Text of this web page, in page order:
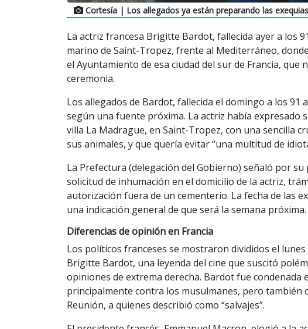
Cortesía | Los allegados ya están preparando las exequias
La actriz francesa Brigitte Bardot, fallecida ayer a los
marino de Saint-Tropez, frente al Mediterráneo,
el Ayuntamiento de esa ciudad del sur de Francia,
ceremonia.
Los allegados de Bardot, fallecida el domingo a los 91
según una fuente próxima. La actriz había expresado
villa La Madrague, en Saint-Tropez, con una sencilla
sus animales, y que quería evitar “una multitud de
La Prefectura (delegación del Gobierno) señaló por
solicitud de inhumación en el domicilio de la actriz,
autorización fuera de un cementerio. La fecha de las
una indicación general de que será la semana próxima.
Diferencias de opinión en Francia
Los políticos franceses se mostraron divididos el
Brigitte Bardot, una leyenda del cine que suscitó
opiniones de extrema derecha. Bardot fue condenada
principalmente contra los musulmanes, pero también
Reunión, a quienes describió como “salvajes”.